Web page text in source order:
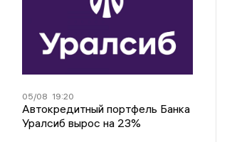
05/08 19:20
Автокредитный портфель Банка
Уралсиб вырос на 23%